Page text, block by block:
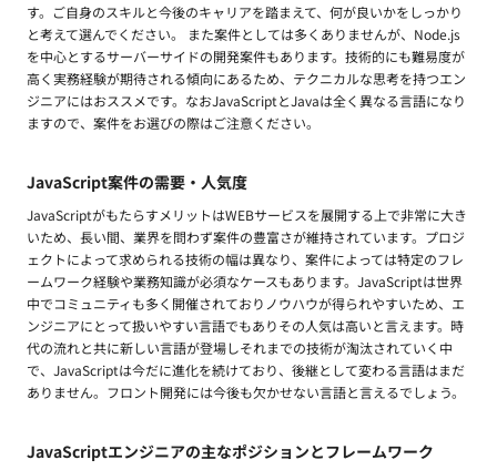
す。ご自身のスキルと今後のキャリアを踏まえて、何が良いかをしっかり
と考えて選んでください。 また案件としては多くありませんが、Node.js
を中心とするサーバーサイドの開発案件もあります。技術的にも難易度が
高く実務経験が期待される傾向にあるため、テクニカルな思考を持つエン
ジニアにはおススメです。なおJavaScriptとJavaは全く異なる言語になり
ますので、案件をお選びの際はご注意ください。
JavaScript案件の需要・人気度
JavaScriptがもたらすメリットはWEBサービスを展開する上で非常に大き
いため、長い間、業界を問わず案件の豊富さが維持されています。プロジ
ェクトによって求められる技術の幅は異なり、案件によっては特定のフレ
ームワーク経験や業務知識が必須なケースもあります。JavaScriptは世界
中でコミュニティも多く開催されておりノウハウが得られやすいため、エ
ンジニアにとって扱いやすい言語でもありその人気は高いと言えます。時
代の流れと共に新しい言語が登場しそれまでの技術が淘汰されていく中
で、JavaScriptは今だに進化を続けており、後継として変わる言語はまだ
ありません。フロント開発には今後も欠かせない言語と言えるでしょう。
JavaScriptエンジニアの主なポジションとフレームワーク